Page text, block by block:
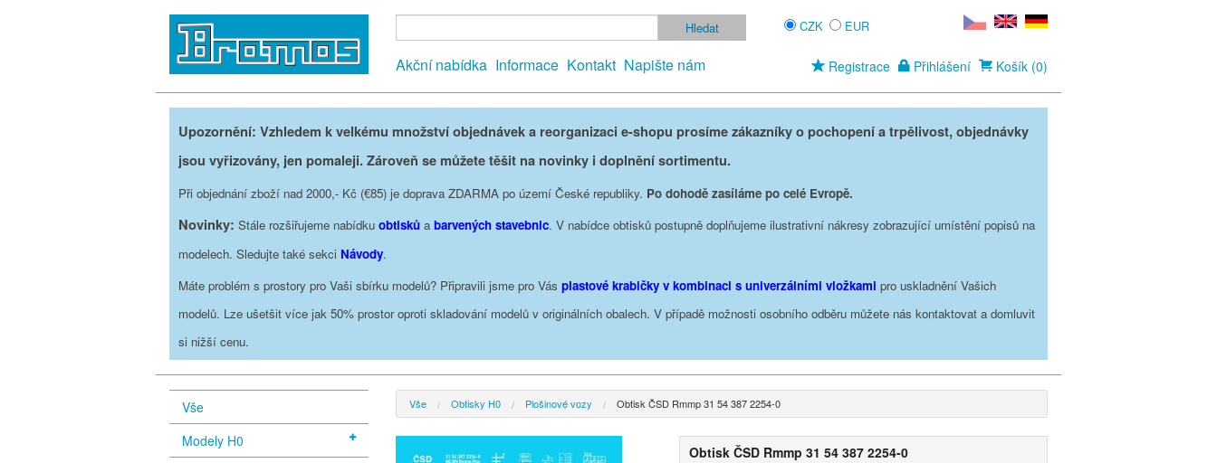
Akční nabídka Informace Kontakt Napište nám
CZK EUR
Registrace Přihlášení Košík (0)
Upozornění: Vzhledem k velkému množství objednávek a reorganizaci e-shopu prosíme zákazníky o pochopení a trpělivost, objednávky
jsou vyřizovány, jen pomaleji. Zároveň se můžete těšit na novinky i doplnění sortimentu.
Při objednání zboží nad 2000,- Kč (€85) je doprava ZDARMA po území České republiky. Po dohodě zasíláme po celé Evropě.
Novinky: Stále rozšiřujeme nabídku obtisků a barvených stavebnic. V nabídce obtisků postupně doplňujeme ilustrativní nákresy zobrazující umístění popisů na
modelech. Sledujte také sekci Návody.
Máte problém s prostory pro Vaši sbírku modelů? Připravili jsme pro Vás plastové krabičky v kombinaci s univerzálními vložkami pro uskladnění Vašich
modelů. Lze ušetšit více jak 50% prostor oproti skladování modelů v originálních obalech. V případě možnosti osobního odběru můžete nás kontaktovat a domluvit
si nižší cenu.
Vše
Modely H0
Vše Obtisky H0 Plošinové vozy Obtisk ČSD Rmmp 31 54 387 2254-0
Obtisk ČSD Rmmp 31 54 387 2254-0